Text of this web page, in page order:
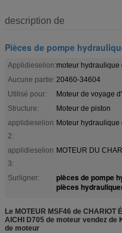
description de
Pièces de pompe
Applidieselion:moteur hydraulique
Aucune partie: 20460-34604
Utilisé pour:
Moteur de voyage
Structure:
Moteur de piston
applidieselion
2:
Moteur hydraulique
applidieselion
3:
MOTEUR DU
Surligner: pièces de pompe
pièces
Le MOTEUR MSF46 de CHARIOT
AICHI D705 de moteur vendez de
de moteur